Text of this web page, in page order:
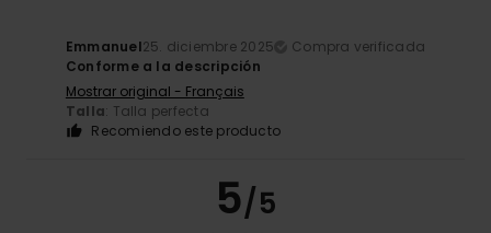
Emmanuel25. diciembre 2025
Compra verificada
Conforme a la descripción
Mostrar original - Français
Talla: Talla perfecta
Recomiendo este producto
5/5